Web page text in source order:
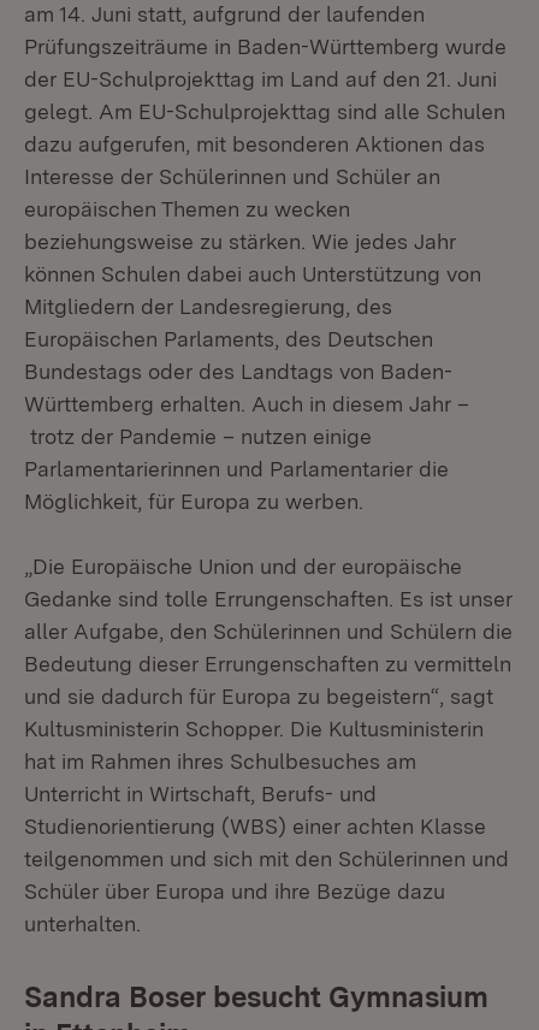
am 14. Juni statt, aufgrund der laufenden
Prüfungszeiträume in Baden-Württemberg wurde
der EU-Schulprojekttag im Land auf den 21. Juni
gelegt. Am EU-Schulprojekttag sind alle Schulen
dazu aufgerufen, mit besonderen Aktionen das
Interesse der Schülerinnen und Schüler an
europäischen Themen zu wecken
beziehungsweise zu stärken. Wie jedes Jahr
können Schulen dabei auch Unterstützung von
Mitgliedern der Landesregierung, des
Europäischen Parlaments, des Deutschen
Bundestags oder des Landtags von Baden-
Württemberg erhalten. Auch in diesem Jahr –
trotz der Pandemie – nutzen einige
Parlamentarierinnen und Parlamentarier die
Möglichkeit, für Europa zu werben.
„Die Europäische Union und der europäische
Gedanke sind tolle Errungenschaften. Es ist unser
aller Aufgabe, den Schülerinnen und Schülern die
Bedeutung dieser Errungenschaften zu vermitteln
und sie dadurch für Europa zu begeistern“, sagt
Kultusministerin Schopper. Die Kultusministerin
hat im Rahmen ihres Schulbesuches am
Unterricht in Wirtschaft, Berufs- und
Studienorientierung (WBS) einer achten Klasse
teilgenommen und sich mit den Schülerinnen und
Schüler über Europa und ihre Bezüge dazu
unterhalten.
Sandra Boser besucht Gymnasium